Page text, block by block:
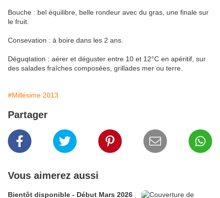
Bouche : bel équilibre, belle rondeur avec du gras, une finale sur
le fruit.
Consevation : à boire dans les 2 ans.
Déguqtation : aérer et déguster entre 10 et 12°C en apéritif, sur
des salades fraîches composées, grillades mer ou terre.
#Millésime 2013
Partager
Vous aimerez aussi
Bientôt disponible - Début Mars 2026